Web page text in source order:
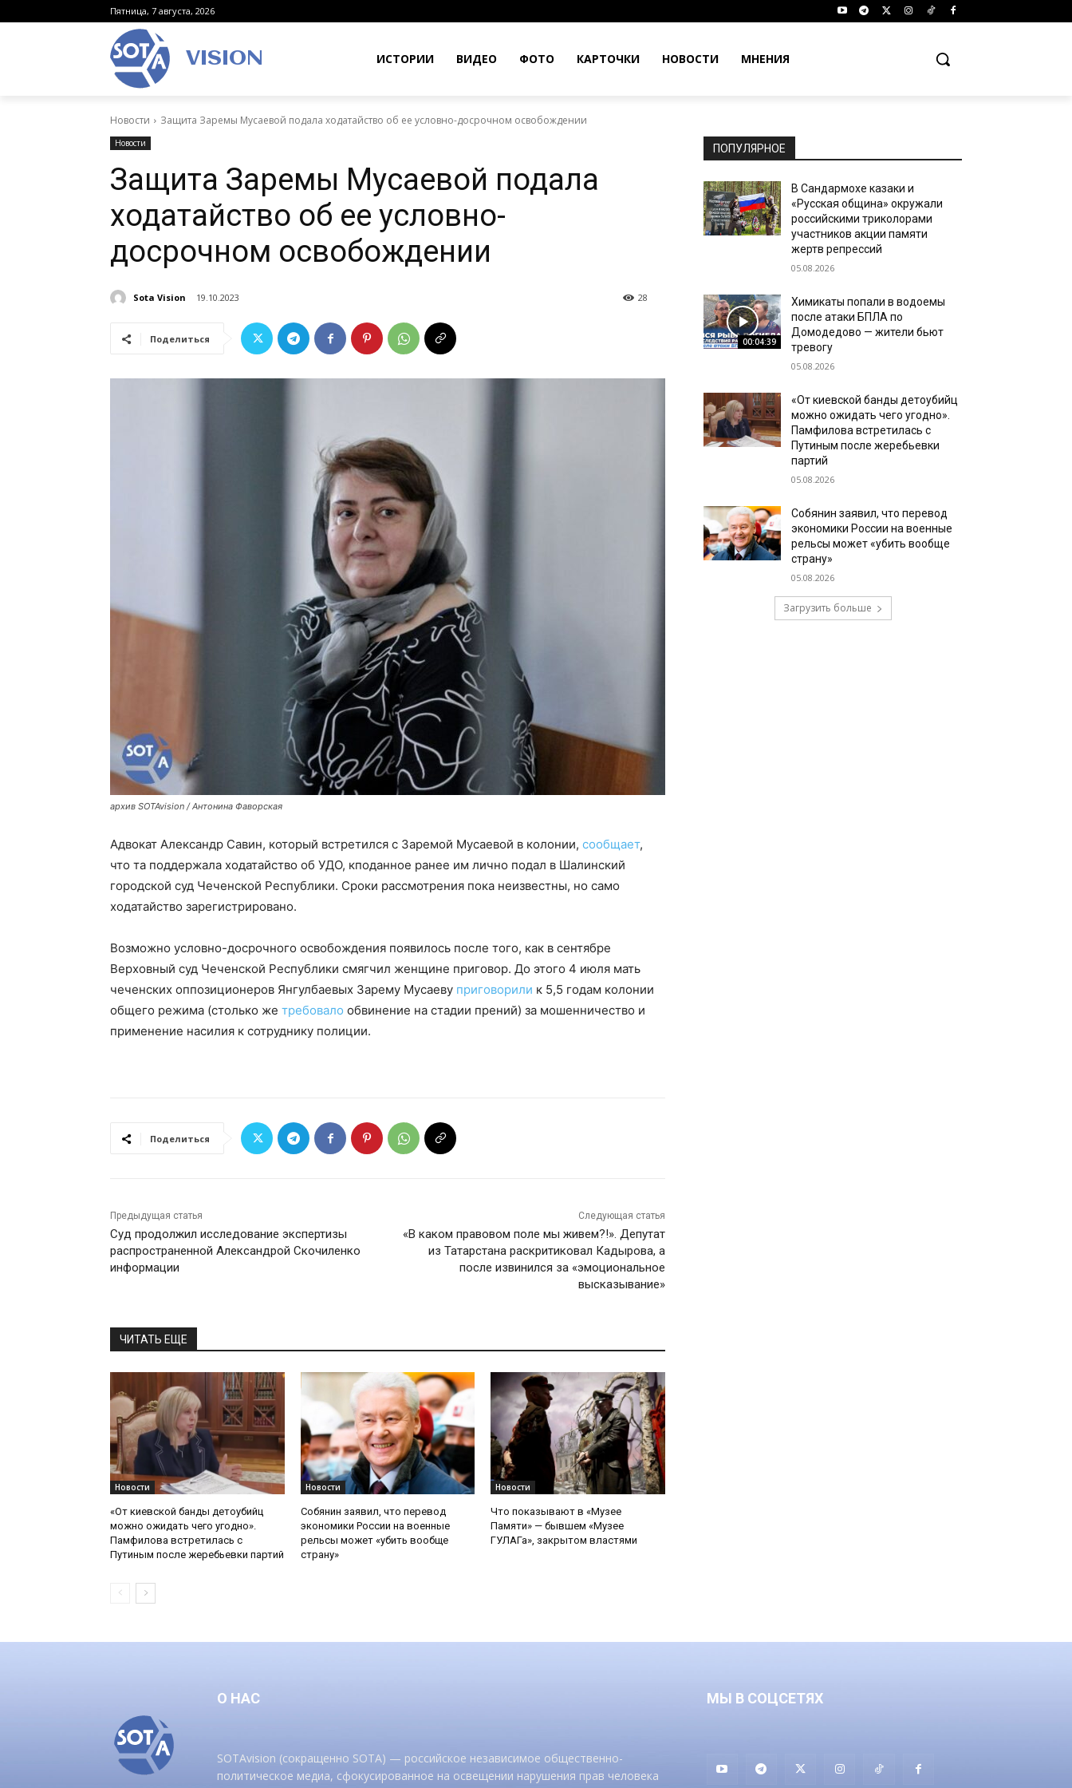
Пятница, 7 августа, 2026
VISION ИСТОРИИ ВИДЕО ФОТО КАРТОЧКИ НОВОСТИ МНЕНИЯ
Новости Защита Заремы Мусаевой подала ходатайство об ее условно-досрочном освобождении
Новости
Защита Заремы Мусаевой подала
ходатайство об ее условно-
досрочном освобождении
Sota Vision 19.10.2023 28
Поделиться
архив SOTAvision / Антонина Фаворская
Адвокат Александр Савин, который встретился с Заремой Мусаевой в колонии, сообщает,
что та поддержала ходатайство об УДО, кподанное ранее им лично подал в Шалинский
городской суд Чеченской Республики. Сроки рассмотрения пока неизвестны, но само
ходатайство зарегистрировано.
Возможно условно-досрочного освобождения появилось после того, как в сентябре
Верховный суд Чеченской Республики смягчил женщине приговор. До этого 4 июля мать
чеченских оппозиционеров Янгулбаевых Зарему Мусаеву приговорили к 5,5 годам колонии
общего режима (столько же требовало обвинение на стадии прений) за мошенничество и
применение насилия к сотруднику полиции.
Поделиться
Предыдущая статья
Суд продолжил исследование экспертизы
распространенной Александрой Скочиленко
информации
Следующая статья
«В каком правовом поле мы живем?!». Депутат
из Татарстана раскритиковал Кадырова, а
после извинился за «эмоциональное
высказывание»
ЧИТАТЬ ЕЩЕ
Новости
«От киевской банды детоубийц
можно ожидать чего угодно».
Памфилова встретилась с
Путиным после жеребьевки партий
Новости
Собянин заявил, что перевод
экономики России на военные
рельсы может «убить вообще
страну»
Новости
Что показывают в «Музее
Памяти» — бывшем «Музее
ГУЛАГа», закрытом властями
ПОПУЛЯРНОЕ
В Сандармохе казаки и
«Русская община» окружали
российскими триколорами
участников акции памяти
жертв репрессий
05.08.2026
00:04:39
Химикаты попали в водоемы
после атаки БПЛА по
Домодедово — жители бьют
тревогу
05.08.2026
«От киевской банды детоубийц
можно ожидать чего угодно».
Памфилова встретилась с
Путиным после жеребьевки
партий
05.08.2026
Собянин заявил, что перевод
экономики России на военные
рельсы может «убить вообще
страну»
05.08.2026
Загрузить больше
О НАС
SOTAvision (сокращенно SOTA) — российское независимое общественно-
политическое медиа, сфокусированное на освещении нарушения прав человека
МЫ В СОЦСЕТЯХ